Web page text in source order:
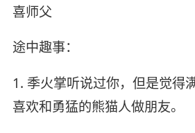
喜师父
途中趣事：
1. 季火掌听说过你，但是觉得
喜欢和勇猛的熊猫人做朋友。